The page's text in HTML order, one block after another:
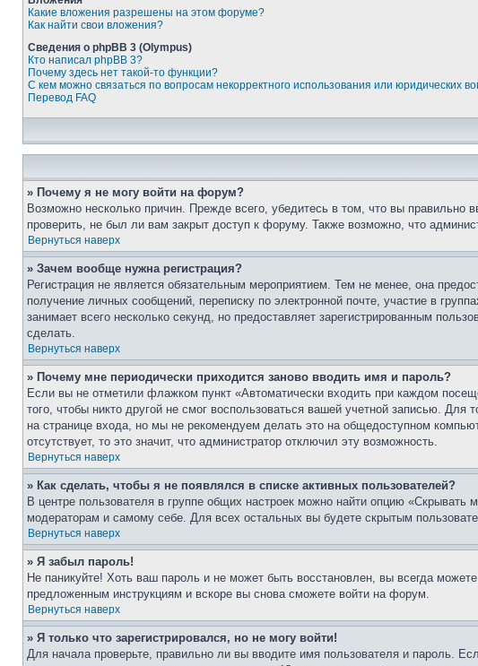
Какие вложения разрешены на этом форуме?
Как найти свои вложения?
Сведения о phpBB 3 (Olympus)
Кто написал phpBB 3?
Почему здесь нет такой-то функции?
С кем можно связаться по вопросам некорректного использования или юридических
Перевод FAQ
» Почему я не могу войти на форум?
Возможно несколько причин. Прежде всего, убедитесь в том, что вы
проверить, не был ли вам закрыт доступ к форуму. Также возможно, что
Вернуться наверх
» Зачем вообще нужна регистрация?
Регистрация не является обязательным мероприятием. Тем не менее, она
получение личных сообщений, переписку по электронной почте, участие в
занимает всего несколько секунд, но предоставляет зарегистрированным
сделать.
Вернуться наверх
» Почему мне периодически приходится заново вводить имя и пароль?
Если вы не отметили флажком пункт «Автоматически входить при каждом
того, чтобы никто другой не смог воспользоваться вашей учетной записью.
на странице входа, но мы не рекомендуем делать это на общедоступном
отсутствует, то это значит, что администратор отключил эту возможность.
Вернуться наверх
» Как сделать, чтобы я не появлялся в списке активных пользователей?
В центре пользователя в группе общих настроек можно найти опцию
модераторам и самому себе. Для всех остальных вы будете скрытым
Вернуться наверх
» Я забыл пароль!
Не паникуйте! Хоть ваш пароль и не может быть восстановлен, вы всегда
предложенным инструкциям и вскоре вы снова сможете войти на форум.
Вернуться наверх
» Я только что зарегистрировался, но не могу войти!
Для начала проверьте, правильно ли вы вводите имя пользователя и пароль.